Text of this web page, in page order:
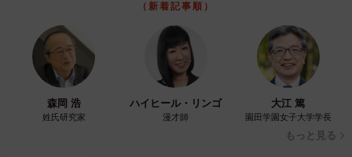
（新着記事順）
森岡 浩
姓氏研究家
ハイヒール・リンゴ
漫才師
大江 篤
園田学園女子大学学長
もっと見る